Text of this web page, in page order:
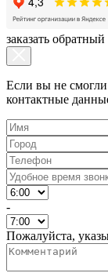
заказать
Если вы не смогли
контактные
-
Пожалуйста,